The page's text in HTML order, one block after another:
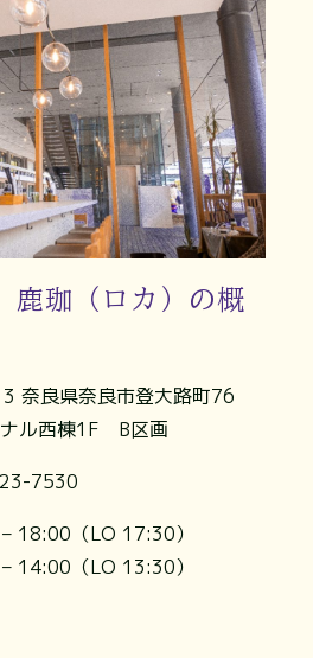
鹿珈（ロカ）の概
奈良県奈良市登大路町76
ル西棟1F B区画
7530
18:00（LO 17:30）
14:00（LO 13:30）